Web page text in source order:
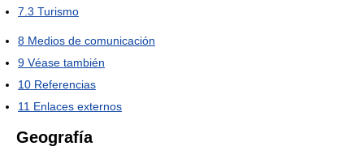
7.3 Turismo
8 Medios de comunicación
9 Véase también
10 Referencias
11 Enlaces externos
Geografía